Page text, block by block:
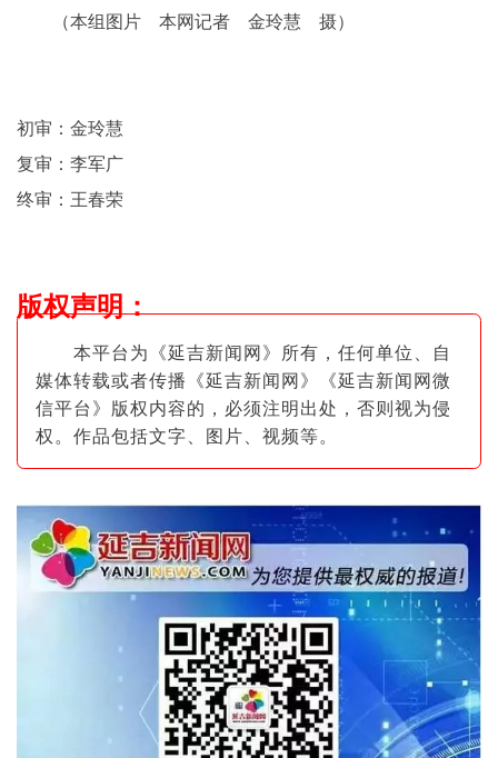
（本组图片 本网记者 金玲慧 摄）
初审：金玲慧
复审：李军广
终审：王春荣
版权声明：
本平台为《延吉新闻网》所有，任何单位、自
媒体转载或者传播《延吉新闻网》《延吉新闻网微
信平台》版权内容的，必须注明出处，否则视为侵
权。作品包括文字、图片 、视频等。